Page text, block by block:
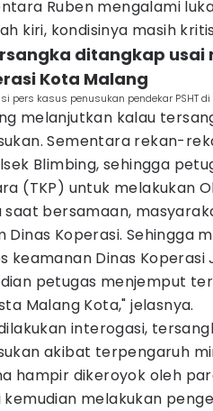
Ruben mengalami
kiri, kondisinya masih
ditangkap usai
Kota Malang
pers kasus penusukan pendekar PSHT
melanjutkan kalau
Sementara rekan-
Blimbing, sehingga
(TKP) untuk melakukan
saat bersamaan,
Dinas Koperasi. Sehingga
keamanan Dinas
petugas menjemput
Malang Kota," jelasnya.
interogasi,
akibat terpengaruh
hampir dikeroyok oleh
kemudian melakukan